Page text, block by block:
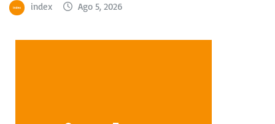
index Ago 5, 2026